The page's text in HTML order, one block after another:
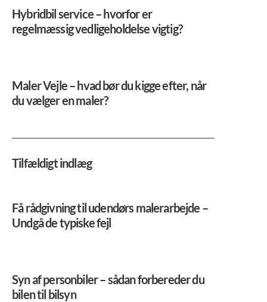
Hybridbil service – hvorfor er
regelmæssig vedligeholdelse vigtig?
Maler Vejle – hvad bør du kigge efter, når
du vælger en maler?
Tilfældigt indlæg
Få rådgivning til udendørs malerarbejde –
Undgå de typiske fejl
Syn af personbiler – sådan forbereder du
bilen til bilsyn